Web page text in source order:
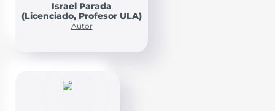
Israel Parada
(Licenciado, Profesor ULA)
Autor